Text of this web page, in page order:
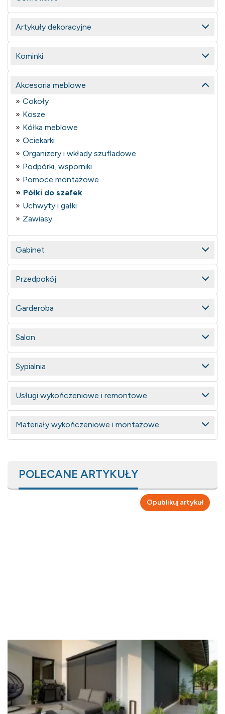
Artykuły dekoracyjne
Kominki
Akcesoria meblowe
Cokoły
Kosze
Kółka meblowe
Ociekarki
Organizery i wkłady szufladowe
Podpórki, wsporniki
Pomoce montażowe
Półki do szafek
Uchwyty i gałki
Zawiasy
Gabinet
Przedpokój
Garderoba
Salon
Sypialnia
Usługi wykończeniowe i remontowe
Materiały wykończeniowe i montażowe
POLECANE ARTYKUŁY
Opublikuj artykuł